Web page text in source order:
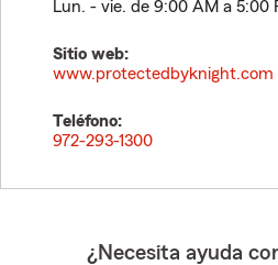
Lun. - vie. de 9:00 AM a 5:00
Sitio web:
www.protectedbyknight.com
Teléfono:
972-293-1300
¿Necesita ayuda